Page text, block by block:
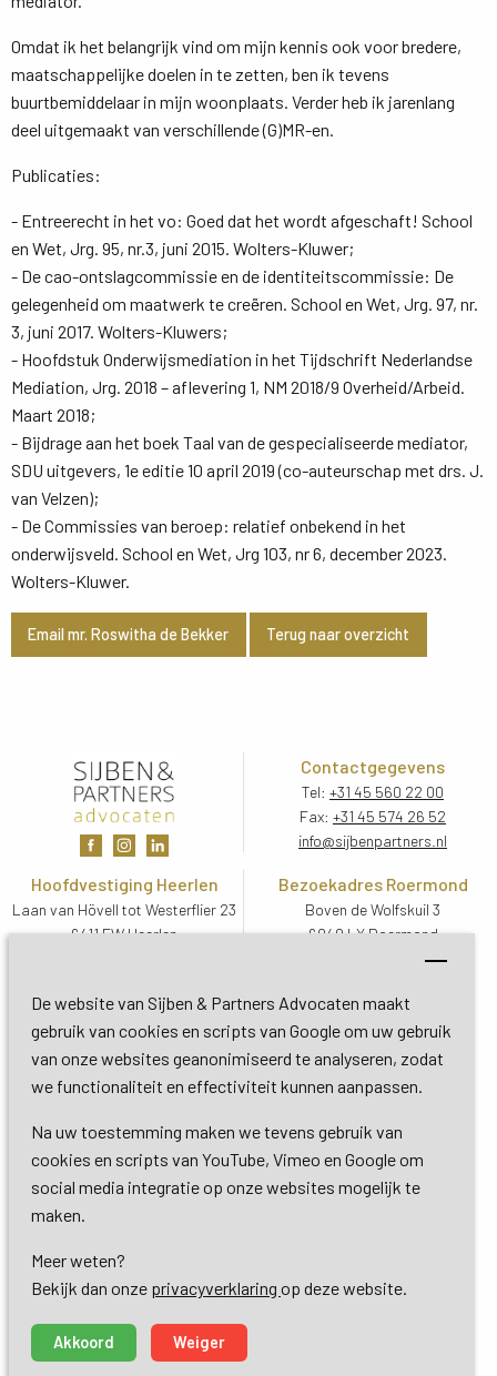
De website van Sijben & Partners Advocaten maakt
gebruik van cookies en scripts van Google om uw gebruik
van onze websites geanonimiseerd te analyseren, zodat
we functionaliteit en effectiviteit kunnen aanpassen.
Na uw toestemming maken we tevens gebruik van
cookies en scripts van YouTube, Vimeo en Google om
social media integratie op onze websites mogelijk te
maken.
Meer weten?
Bekijk dan onze privacyverklaring op deze website.
Akkoord Weiger
Omdat ik het belangrijk vind om mijn kennis ook voor bredere,
maatschappelijke doelen in te zetten, ben ik tevens
buurtbemiddelaar in mijn woonplaats. Verder heb ik jarenlang
deel uitgemaakt van verschillende (G)MR-en.
Publicaties:
- Entreerecht in het vo: Goed dat het wordt afgeschaft! School
en Wet, Jrg. 95, nr.3, juni 2015. Wolters-Kluwer;
- De cao-ontslagcommissie en de identiteitscommissie: De
gelegenheid om maatwerk te creëren. School en Wet, Jrg. 97, nr.
3, juni 2017. Wolters-Kluwers;
- Hoofdstuk Onderwijsmediation in het Tijdschrift Nederlandse
Mediation, Jrg. 2018 – aflevering 1, NM 2018/9 Overheid/Arbeid.
Maart 2018;
- Bijdrage aan het boek Taal van de gespecialiseerde mediator,
SDU uitgevers, 1e editie 10 april 2019 (co-auteurschap met drs. J.
van Velzen);
- De Commissies van beroep: relatief onbekend in het
onderwijsveld. School en Wet, Jrg 103, nr 6, december 2023.
Wolters-Kluwer.
Email mr. Roswitha de Bekker Terug naar overzicht
Contactgegevens
Tel: +31 45 560 22 00
Fax: +31 45 574 26 52
info@sijbenpartners.nl
Hoofdvestiging Heerlen
Laan van Hövell tot Westerflier 23
6411 EW Heerlen
Bezoekadres Roermond
Boven de Wolfskuil 3
6049 LX Roermond
Routebeschrijving
Bezoekadres De Bilt
Soestdijkseweg Zuid 13
3732 HC De Bilt (Utrecht)
Routebeschrijving
Copyright 2026 © Sijben & Partners
Dienstverlening